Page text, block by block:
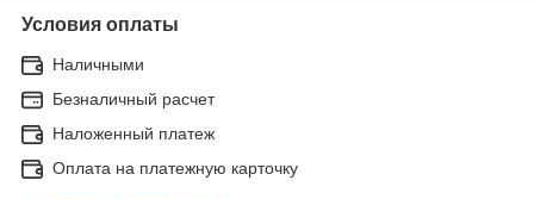
Условия оплаты
Наличными
Безналичный расчет
Наложенный платеж
Оплата на платежную карточку